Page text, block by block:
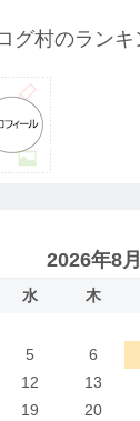
グ村のラン
2026年8月
水 木
5 6
12 13
19 20